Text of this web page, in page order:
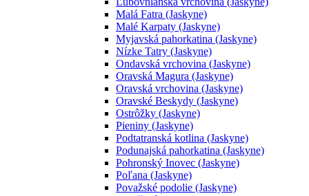
Malá Fatra (Jaskyne)
Malé Karpaty (Jaskyne)
Myjavská pahorkatina (Jaskyne)
Nízke Tatry (Jaskyne)
Ondavská vrchovina (Jaskyne)
Oravská Magura (Jaskyne)
Oravská vrchovina (Jaskyne)
Oravské Beskydy (Jaskyne)
Ostrôžky (Jaskyne)
Pieniny (Jaskyne)
Podtatranská kotlina (Jaskyne)
Podunajská pahorkatina (Jaskyne)
Pohronský Inovec (Jaskyne)
Poľana (Jaskyne)
Považské podolie (Jaskyne)